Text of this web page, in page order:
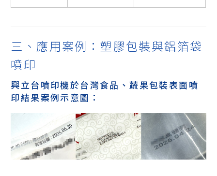
三、應用案例：塑膠包裝與鋁箔袋
噴印
興立台噴印機於台灣食品、蔬果包裝表面噴
印結果案例示意圖：